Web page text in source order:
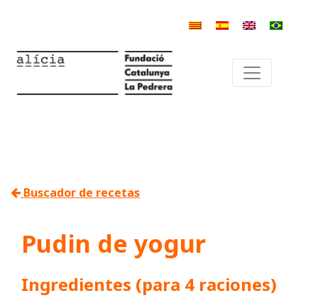
Buscador de recetas
Pudin de yogur
Ingredientes (para 4 raciones)